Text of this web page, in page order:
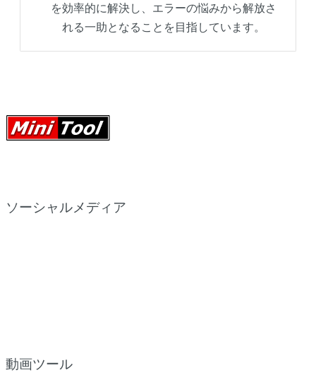
を効率的に解決し、エラーの悩みから解放さ
れる一助となることを目指しています。
ソーシャルメディア
動画ツール